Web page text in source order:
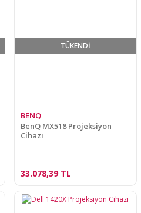
TÜKENDİ
BENQ
BenQ MX518 Projeksiyon
Cihazı
33.078,39 TL